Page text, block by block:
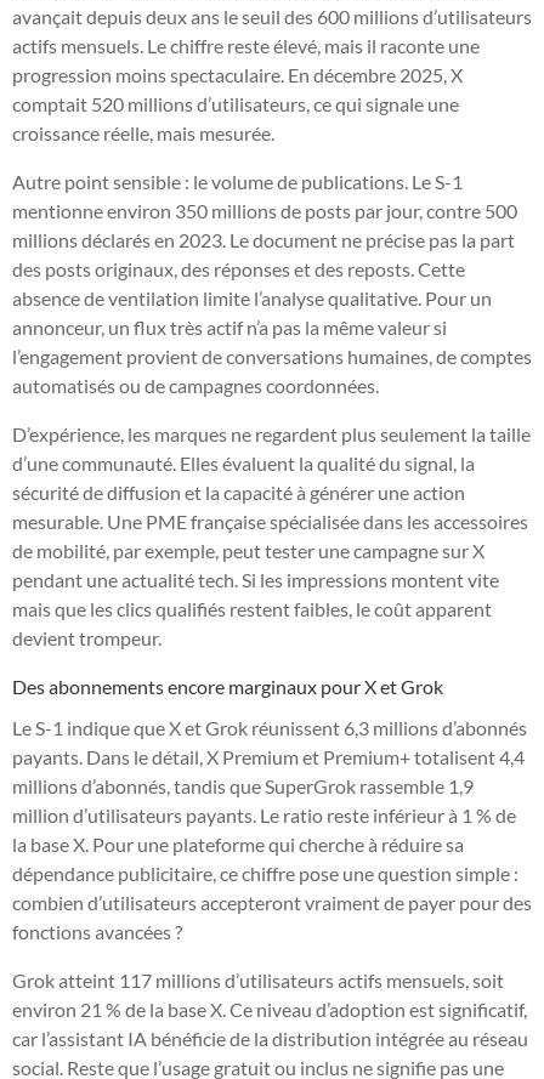
avançait depuis deux ans le seuil des 600 millions d’utilisateurs
actifs mensuels. Le chiffre reste élevé, mais il raconte une
progression moins spectaculaire. En décembre 2025, X
comptait 520 millions d’utilisateurs, ce qui signale une
croissance réelle, mais mesurée.
Autre point sensible : le volume de publications. Le S-1
mentionne environ 350 millions de posts par jour, contre 500
millions déclarés en 2023. Le document ne précise pas la part
des posts originaux, des réponses et des reposts. Cette
absence de ventilation limite l’analyse qualitative. Pour un
annonceur, un flux très actif n’a pas la même valeur si
l’engagement provient de conversations humaines, de comptes
automatisés ou de campagnes coordonnées.
D’expérience, les marques ne regardent plus seulement la taille
d’une communauté. Elles évaluent la qualité du signal, la
sécurité de diffusion et la capacité à générer une action
mesurable. Une PME française spécialisée dans les accessoires
de mobilité, par exemple, peut tester une campagne sur X
pendant une actualité tech. Si les impressions montent vite
mais que les clics qualifiés restent faibles, le coût apparent
devient trompeur.
Des abonnements encore marginaux pour X et Grok
Le S-1 indique que X et Grok réunissent 6,3 millions d’abonnés
payants. Dans le détail, X Premium et Premium+ totalisent 4,4
millions d’abonnés, tandis que SuperGrok rassemble 1,9
million d’utilisateurs payants. Le ratio reste inférieur à 1 % de
la base X. Pour une plateforme qui cherche à réduire sa
dépendance publicitaire, ce chiffre pose une question simple :
combien d’utilisateurs accepteront vraiment de payer pour des
fonctions avancées ?
Grok atteint 117 millions d’utilisateurs actifs mensuels, soit
environ 21 % de la base X. Ce niveau d’adoption est significatif,
car l’assistant IA bénéficie de la distribution intégrée au réseau
social. Reste que l’usage gratuit ou inclus ne signifie pas une